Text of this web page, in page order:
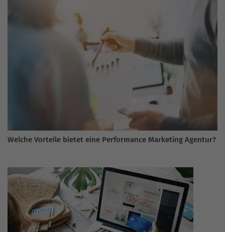
Welche Vorteile bietet eine Performance Marketing Agentur?